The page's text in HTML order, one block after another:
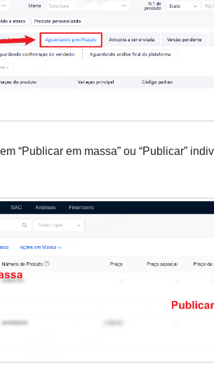
“Publicar em massa” ou “Publicar”